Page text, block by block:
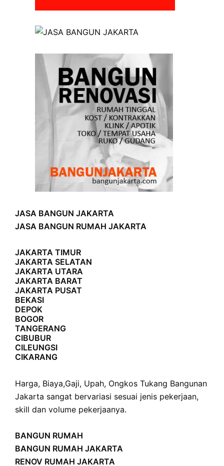
JASA BANGUN JAKARTA
JASA BANGUN RUMAH JAKARTA
JAKARTA TIMUR
JAKARTA SELATAN
JAKARTA UTARA
JAKARTA BARAT
JAKARTA PUSAT
BEKASI
DEPOK
BOGOR
TANGERANG
CIBUBUR
CILEUNGSI
CIKARANG
Harga, Biaya,Gaji, Upah, Ongkos Tukang Bangunan
Jakarta sangat bervariasi sesuai jenis pekerjaan,
skill dan volume pekerjaanya.
BANGUN RUMAH
BANGUN RUMAH JAKARTA
RENOV RUMAH JAKARTA